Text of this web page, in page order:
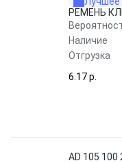
РЕМЕНЬ
Наличие
Отгрузка
6.17 p.
AD 105 100